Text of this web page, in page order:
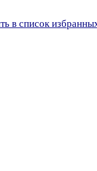
в список